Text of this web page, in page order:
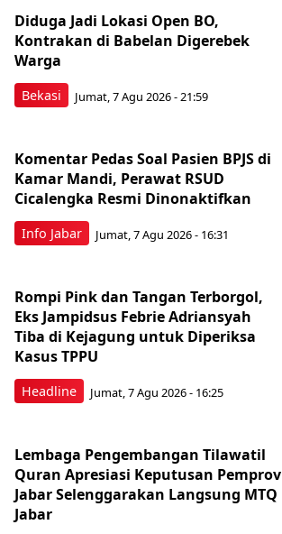
Bekasi
Diduga Jadi Lokasi Open BO,
Kontrakan di Babelan Digerebek
Warga
Jumat, 7 Agu 2026 - 21:59
Info Jabar
Komentar Pedas Soal Pasien BPJS di
Kamar Mandi, Perawat RSUD
Cicalengka Resmi Dinonaktifkan
Jumat, 7 Agu 2026 - 16:31
Headline
Rompi Pink dan Tangan Terborgol,
Eks Jampidsus Febrie Adriansyah
Tiba di Kejagung untuk Diperiksa
Kasus TPPU
Jumat, 7 Agu 2026 - 16:25
Lembaga Pengembangan Tilawatil
Quran Apresiasi Keputusan Pemprov
Jabar Selenggarakan Langsung MTQ
Jabar